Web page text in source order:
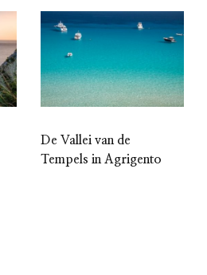
De Vallei van de
Tempels in Agrigento